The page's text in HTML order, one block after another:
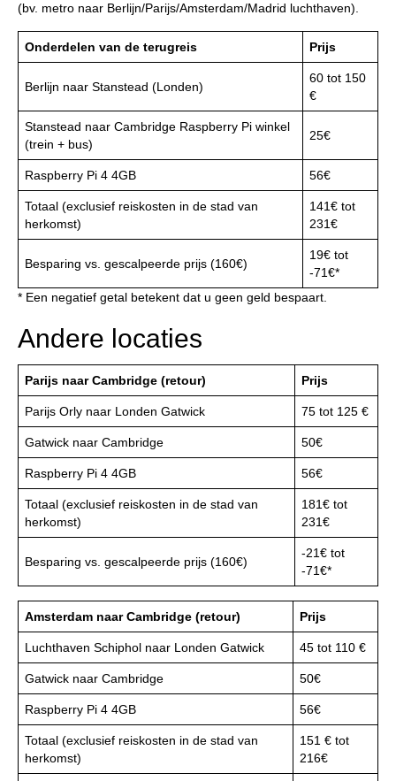
(bv. metro naar Berlijn/Parijs/Amsterdam/Madrid luchthaven).
Onderdelen van de terugreis Prijs
Berlijn naar Stanstead (Londen)
60 tot 150
€
Stanstead naar Cambridge Raspberry Pi winkel
(trein + bus)
25€
Raspberry Pi 4 4GB 56€
Totaal (exclusief reiskosten in de stad van
herkomst)
141€ tot
231€
Besparing vs. gescalpeerde prijs (160€)
19€ tot
-71€*
* Een negatief getal betekent dat u geen geld bespaart.
Andere locaties
Parijs naar Cambridge (retour) Prijs
Parijs Orly naar Londen Gatwick 75 tot 125 €
Gatwick naar Cambridge 50€
Raspberry Pi 4 4GB 56€
Totaal (exclusief reiskosten in de stad van
herkomst)
181€ tot
231€
Besparing vs. gescalpeerde prijs (160€)
-21€ tot
-71€*
Amsterdam naar Cambridge (retour) Prijs
Luchthaven Schiphol naar Londen Gatwick 45 tot 110 €
Gatwick naar Cambridge 50€
Raspberry Pi 4 4GB 56€
Totaal (exclusief reiskosten in de stad van
herkomst)
151 € tot
216€